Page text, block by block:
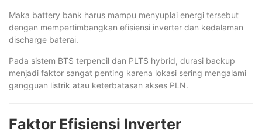
Maka battery bank harus mampu menyuplai energi tersebut
dengan mempertimbangkan efisiensi inverter dan kedalaman
discharge baterai.
Pada sistem BTS terpencil dan PLTS hybrid, durasi backup
menjadi faktor sangat penting karena lokasi sering mengalami
gangguan listrik atau keterbatasan akses PLN.
Faktor Efisiensi Inverter